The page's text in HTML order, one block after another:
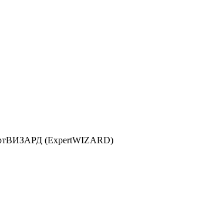
(ExpertWIZARD)